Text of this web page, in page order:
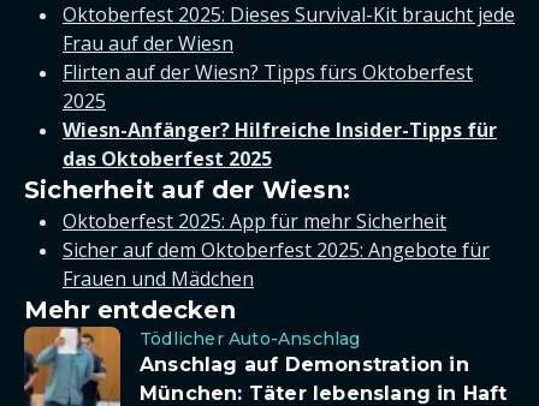
Oktoberfest 2025: Dieses Survival-Kit braucht jede
Frau auf der Wiesn
Flirten auf der Wiesn? Tipps fürs Oktoberfest
2025
Wiesn-Anfänger? Hilfreiche Insider-Tipps für
das Oktoberfest 2025
Sicherheit auf der Wiesn:
Oktoberfest 2025: App für mehr Sicherheit
Sicher auf dem Oktoberfest 2025: Angebote für
Frauen und Mädchen
Mehr entdecken
Tödlicher Auto-Anschlag
Anschlag auf Demonstration in
München: Täter lebenslang in Haft